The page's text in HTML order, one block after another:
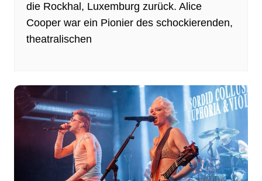
die Rockhal, Luxemburg zurück. Alice
Cooper war ein Pionier des schockierenden,
theatralischen